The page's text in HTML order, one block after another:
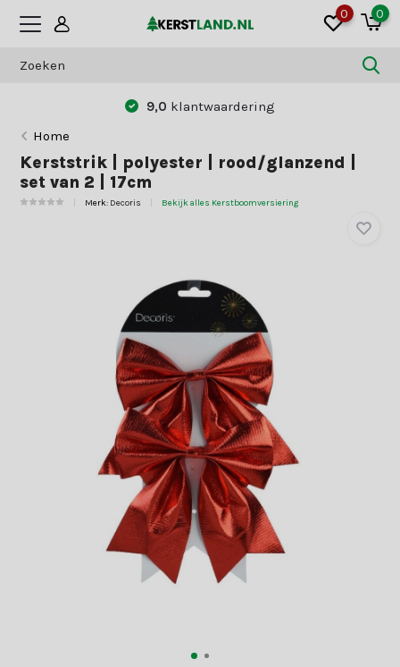
0 0
9,0 klantwaardering
Home
Kerststrik | polyester | rood/glanzend |
set van 2 | 17cm
Merk: Decoris Bekijk alles Kerstboomversiering